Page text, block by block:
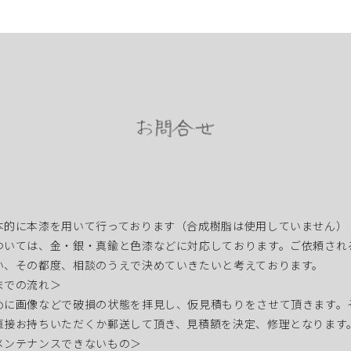
に本漆を用いて行っております（合成樹脂は使用していません）
いては、金・銀・真鍮と色漆などに対応しております。ご依頼され
その都度、相談のうえで決めていきたいと考えております。
の流れ＞
に画像などで破損の状態を拝見し、仮見積もりをさせて頂きます。
お持ちいただくか郵送して頂き、見積額を決定、修理となります。
テナンスできないもの＞